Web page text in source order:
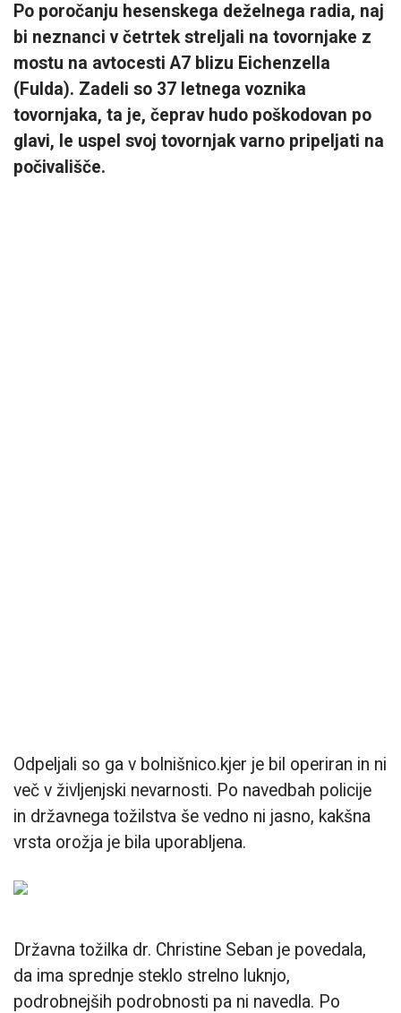
Po poročanju hesenskega deželnega radia, naj
bi neznanci v četrtek streljali na tovornjake z
mostu na avtocesti A7 blizu Eichenzella
(Fulda). Zadeli so 37 letnega voznika
tovornjaka, ta je, čeprav hudo poškodovan po
glavi, le uspel svoj tovornjak varno pripeljati na
počivališče.
Odpeljali so ga v bolnišnico.kjer je bil operiran in ni
več v življenjski nevarnosti. Po navedbah policije
in državnega tožilstva še vedno ni jasno, kakšna
vrsta orožja je bila uporabljena.
Državna tožilka dr. Christine Seban je povedala,
da ima sprednje steklo strelno luknjo,
podrobnejših podrobnosti pa ni navedla. Po